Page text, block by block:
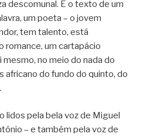
descomunal. É o texto de um
um poeta – o jovem
tem talento, está
romance, um cartapácio
no meio do nada do
africano do fundo do quinto, do
lidos pela bela voz de Miguel
– e também pela voz de